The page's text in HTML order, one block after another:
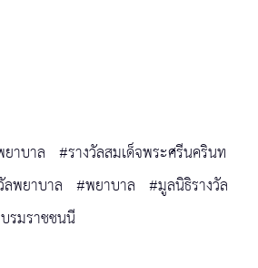
าบาล #รางวัลสมเด็จพระศรีนครินท
ลพยาบาล #พยาบาล #มูลนิธิรางวัล
รมราชชนนี